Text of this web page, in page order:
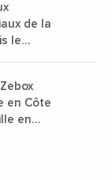
à
de la
le
en Côte
en